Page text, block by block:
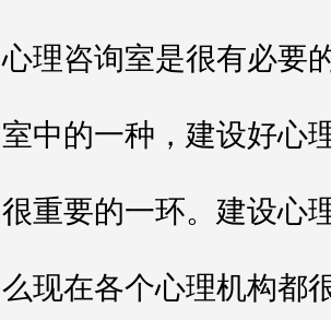
心理咨询室是很有必要
室中的一种，建设好心
很重要的一环。建设心
么现在各个心理机构都